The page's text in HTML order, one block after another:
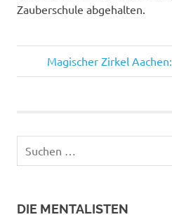
Zauberschule abgehalten.
Nächster
Beitrag:
Magischer Zirkel
nach:
DIE MENTALISTEN